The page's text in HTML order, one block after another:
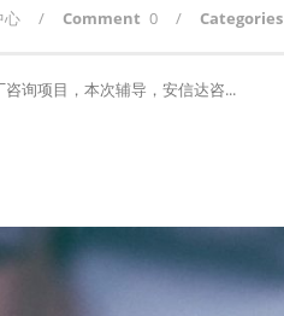
心 / Comment 0 / Categories
询项目，本次辅导，安信达咨...